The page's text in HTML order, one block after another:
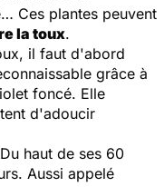
Ces plantes peuvent
la toux.
il faut d'abord
grâce à
foncé. Elle
d'adoucir
haut de ses 60
Aussi appelé